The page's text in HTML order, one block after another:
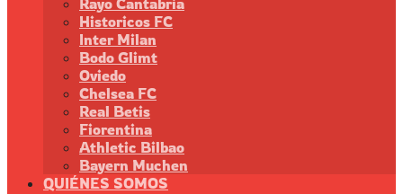
Historicos FC
Inter Milan
Bodo Glimt
Oviedo
Chelsea FC
Real Betis
Fiorentina
Athletic Bilbao
Bayern Muchen
QUIÉNES SOMOS